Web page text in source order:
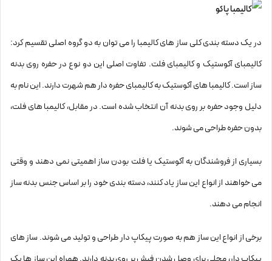
در یک دسته بندی کلی ساز های کالیمبا را می ‌توان به دو گروه اصلی تقسیم کرد:
کالیمبای آکوستیک و کالیمبای فلت. تفاوت اصلی این دو نوع در حفره روی بدنه
ساز است. کالیمبا های آکوستیک به کالیمبای حفره دار هم شهرت دارند. این نام به
دلیل وجود حفره بر روی بدنه آن انتخاب شده است. در مقابل، کالیمبا های فلت،
بدون حفره طراحی می شوند.
بسیاری از فروشندگان به آکوستیک یا فلت بودن ساز اهمیتی نمی دهند و وقتی
می خواهند از انواع این ساز یاد کنند، دسته بندی خود را بر اساس جنس بدنه ساز
انجام می دهند.
برخی از انواع این ساز هم به صورت پیکاپ دار طراحی و تولید می شوند. ساز های